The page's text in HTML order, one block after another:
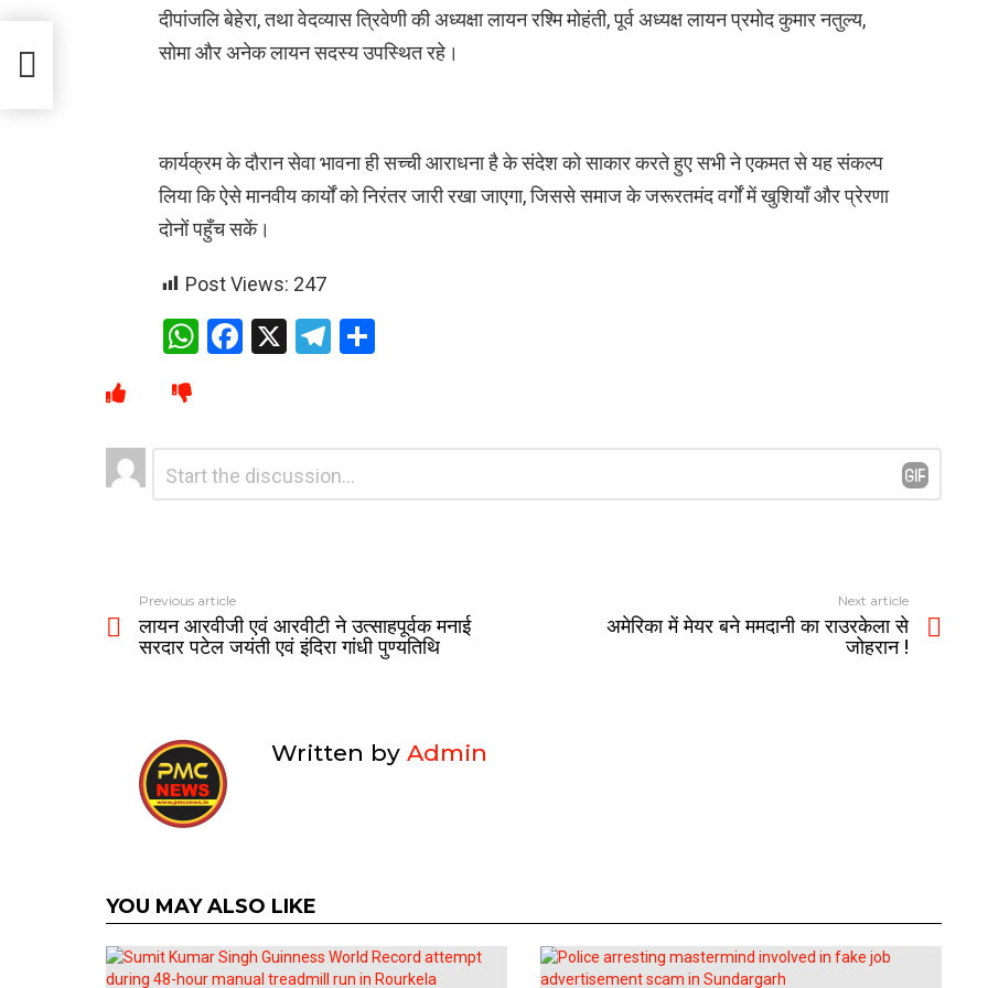
दीपांजलि बेहेरा, तथा वेदव्यास त्रिवेणी की अध्यक्षा लायन रश्मि मोहंती, पूर्व अध्यक्ष लायन प्रमोद कुमार नतुल्य,
सोमा और अनेक लायन सदस्य उपस्थित रहे।
कार्यक्रम के दौरान सेवा भावना ही सच्ची आराधना है के संदेश को साकार करते हुए सभी ने एकमत से यह संकल्प
लिया कि ऐसे मानवीय कार्यों को निरंतर जारी रखा जाएगा, जिससे समाज के जरूरतमंद वर्गों में खुशियाँ और प्रेरणा
दोनों पहुँच सकें।
Post Views: 247
W
s
A
p
F
b
o
o
X
T
gr
a
m
e
Leave
a
Previous article
लायन आरवीजी एवं आरवीटी ने उत्साहपूर्वक मनाई
सरदार पटेल जयंती एवं इंदिरा गांधी पुण्यतिथि
Next article
अमेरिका में मेयर बने ममदानी का राउरकेला से
जोहरान !
Written by Admin
YOU MAY ALSO LIKE